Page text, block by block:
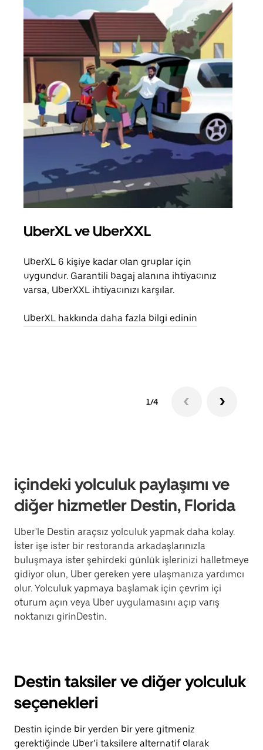
UberXL ve UberXXL
UberXL 6 kişiye kadar olan gruplar için
uygundur. Garantili bagaj alanına ihtiyacınız
varsa, UberXXL ihtiyacınızı karşılar.
UberXL hakkında daha fazla bilgi edinin
1/4
içindeki yolculuk paylaşımı ve
diğer hizmetler Destin, Florida
Uber'le Destin araçsız yolculuk yapmak daha kolay.
İster işe ister bir restoranda arkadaşlarınızla
buluşmaya ister şehirdeki günlük işlerinizi halletmeye
gidiyor olun, Uber gereken yere ulaşmanıza yardımcı
olur. Yolculuk yapmaya başlamak için çevrim içi
oturum açın veya Uber uygulamasını açıp varış
noktanızı girinDestin.
Destin taksiler ve diğer yolculuk
seçenekleri
Destin içinde bir yerden bir yere gitmeniz
gerektiğinde Uber’i taksilere alternatif olarak